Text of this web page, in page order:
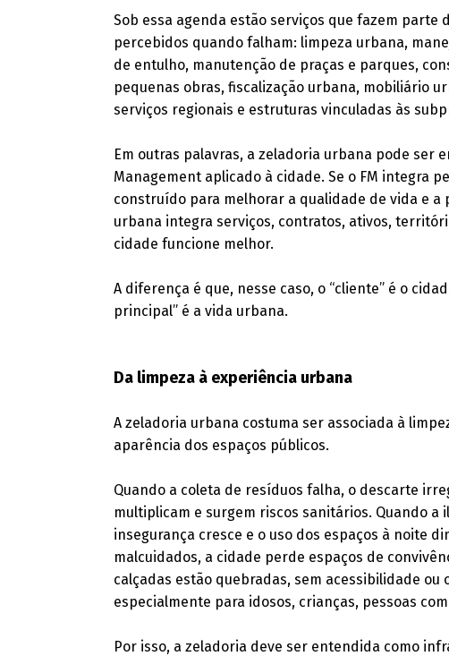
Sob essa agenda estão serviços que fazem parte
percebidos quando falham: limpeza urbana,
de entulho, manutenção de praças e parques,
pequenas obras, fiscalização urbana, mobiliário
serviços regionais e estruturas vinculadas às
Em outras palavras, a zeladoria urbana pode ser
Management aplicado à cidade. Se o FM integra
construído para melhorar a qualidade de vida e
urbana integra serviços, contratos, ativos,
cidade funcione melhor.
A diferença é que, nesse caso, o “cliente” é o
principal” é a vida urbana.
Da limpeza à experiência urbana
A zeladoria urbana costuma ser associada à
aparência dos espaços públicos.
Quando a coleta de resíduos falha, o descarte
multiplicam e surgem riscos sanitários. Quando
insegurança cresce e o uso dos espaços à noite
malcuidados, a cidade perde espaços de
calçadas estão quebradas, sem acessibilidade
especialmente para idosos, crianças, pessoas
Por isso, a zeladoria deve ser entendida como